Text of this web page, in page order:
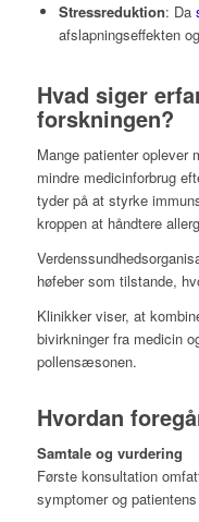
Stressreduktion: Da
afslapningseffekten
Hvad siger
forskningen?
Mange patienter oplever
mindre medicinforbrug
tyder på at styrke
kroppen at håndtere
høfeber som tilstande,
Klinikker viser, at
bivirkninger fra medicin
pollensæsonen.
Hvordan
Samtale og vurdering
Første konsultation
symptomer og